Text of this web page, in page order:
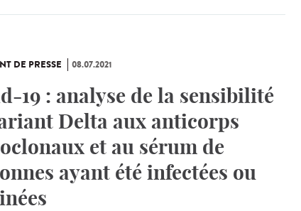
DE PRESSE 08.07.2021
19 : analyse de la sensibilité
Delta aux anticorps
et au sérum de
ayant été infectées ou